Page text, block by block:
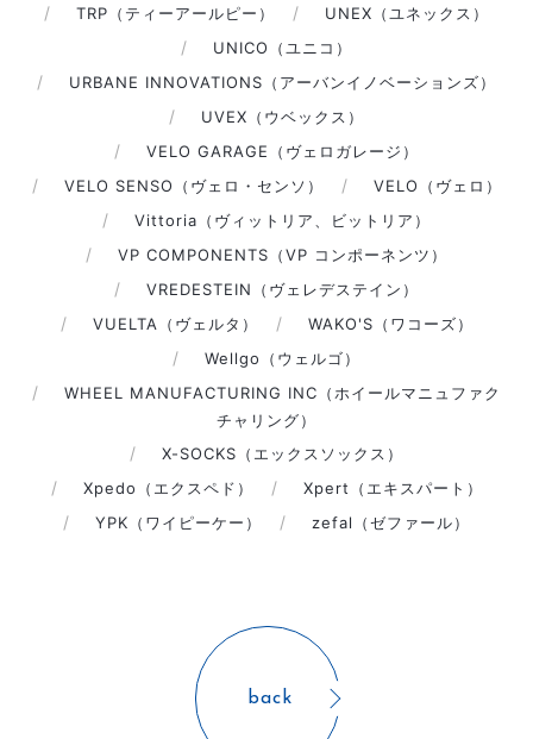
TRP（ティーアールピー）
UNEX（ユネックス）
UNICO（ユニコ）
URBANE INNOVATIONS（アーバンイノベーションズ）
UVEX（ウベックス）
VELO GARAGE（ヴェロガレージ）
VELO SENSO（ヴェロ・センソ）
VELO（ヴェロ）
Vittoria（ヴィットリア、ビットリア）
VP COMPONENTS（VP コンポーネンツ）
VREDESTEIN（ヴェレデステイン）
VUELTA（ヴェルタ）
WAKO'S（ワコーズ）
Wellgo（ウェルゴ）
WHEEL MANUFACTURING INC（ホイールマニュファク
チャリング）
X-SOCKS（エックスソックス）
Xpedo（エクスペド）
Xpert（エキスパート）
YPK（ワイピーケー）
zefal（ゼファール）
back